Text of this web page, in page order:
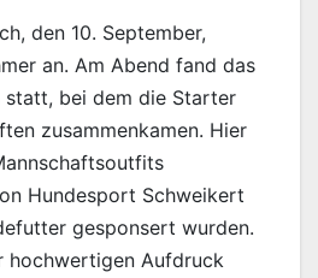
den 10. September,
an. Am Abend fand das
statt, bei dem die Starter
zusammenkamen. Hier
Hundesport Schweikert
gesponsert wurden.
hochwertigen Aufdruck